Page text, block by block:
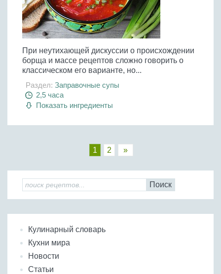
При неутихающей дискуссии о происхождении
борща и массе рецептов сложно говорить о
классическом его варианте, но...
Раздел: Заправочные супы
2,5 часа
Показать ингредиенты
1 2 »
Поиск
Кулинарный словарь
Кухни мира
Новости
Статьи